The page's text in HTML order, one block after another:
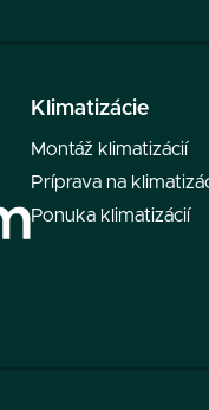
Klimatizácie
Montáž klimatizácií
Príprava na
Ponuka klimatizácií